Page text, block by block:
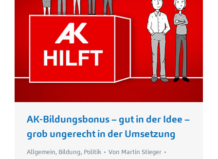
AK-Bildungsbonus – gut in der Idee –
grob ungerecht in der Umsetzung
Allgemein, Bildung, Politik Von Martin Stieger